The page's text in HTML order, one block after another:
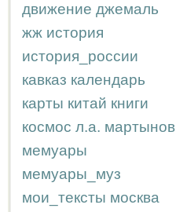
движение джемаль
жж история
история_россии
кавказ календарь
карты китай книги
космос л.а. мартынов
мемуары
мемуары_муз
мои_тексты москва